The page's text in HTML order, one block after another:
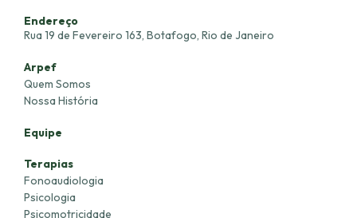
Endereço
Rua 19 de Fevereiro 163, Botafogo, Rio de Janeiro
Arpef
Quem Somos
Nossa História
Equipe
Terapias
Fonoaudiologia
Psicologia
Psicomotricidade